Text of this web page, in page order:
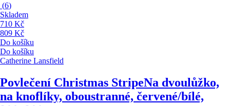
(6)
Skladem
710 Kč
809 Kč
Do košíku
Do košíku
Catherine Lansfield
Povlečení Christmas StripeNa dvoulůžko,
na knoflíky, oboustranné, červené/bílé,